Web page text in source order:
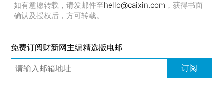
如有意愿转载，请发邮件至hello@caixin.com ，获得书面
确认及授权后，方可转载。
免费订阅财新网主编精选版电邮
订阅